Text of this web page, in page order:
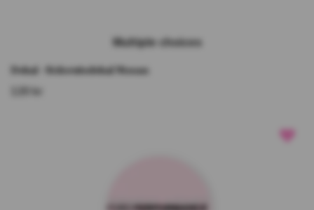
Multiple choices
Dekal - Sidorutsdekal Nissan